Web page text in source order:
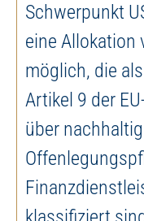
Schwerpunkt
eine Allokation
möglich, die
Artikel 9 der
über